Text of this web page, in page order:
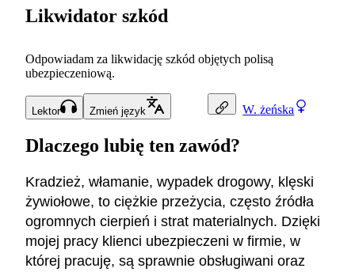
W. żeńska
Likwidator szkód
Odpowiadam za likwidację szkód objętych polisą
ubezpieczeniową.
Lektor Zmień język
Dlaczego lubię ten zawód?
Kradzież, włamanie, wypadek drogowy, klęski
żywiołowe, to ciężkie przeżycia, często źródła
ogromnych cierpień i strat materialnych. Dzięki
mojej pracy klienci ubezpieczeni w firmie, w
której pracuję, są sprawnie obsługiwani oraz